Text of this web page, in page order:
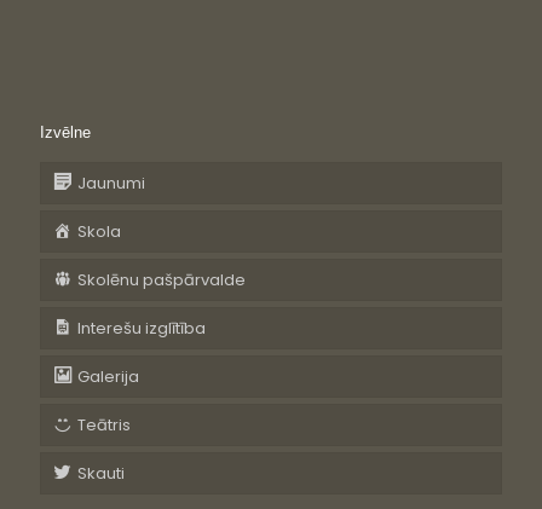
Izvēlne
Jaunumi
Skola
Skolēnu pašpārvalde
Interešu izglītība
Galerija
Teātris
Skauti